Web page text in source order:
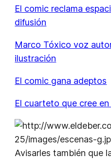
El comic reclama
difusión
Marco Tóxico voz
ilustración
El comic gana adeptos
El cuarteto que cree
Avisarles también que